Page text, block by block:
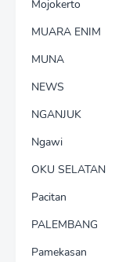
Mojokerto
MUARA ENIM
MUNA
NEWS
NGANJUK
Ngawi
OKU SELATAN
Pacitan
PALEMBANG
Pamekasan